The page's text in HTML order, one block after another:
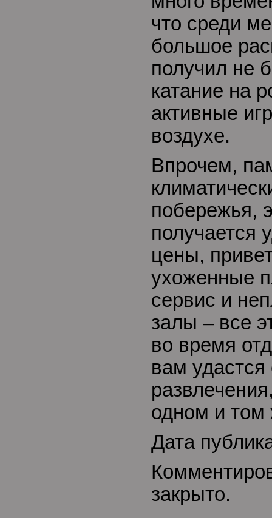
что среди
большое
получил не
катание на
активные
воздухе.
Впрочем,
побережья,
получается
цены,
ухоженные
сервис и
залы – все
во время
вам удастся
одном и том
Дата
закрыто.